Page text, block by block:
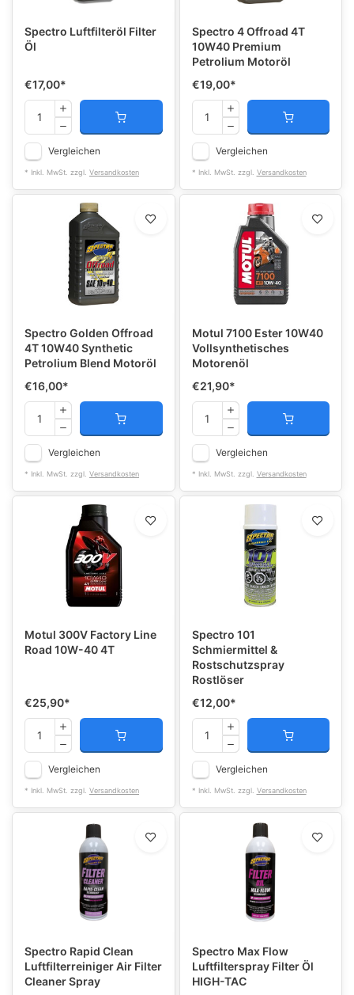
Spectro Luftfilteröl Filter
Öl
€17,00*
Vergleichen
* Inkl. MwSt. zzgl. Versandkosten
Spectro 4 Offroad 4T
10W40 Premium
Petrolium Motoröl
€19,00*
Vergleichen
* Inkl. MwSt. zzgl. Versandkosten
Spectro Golden Offroad
4T 10W40 Synthetic
Petrolium Blend Motoröl
€16,00*
Vergleichen
* Inkl. MwSt. zzgl. Versandkosten
Motul 7100 Ester 10W40
Vollsynthetisches
Motorenöl
€21,90*
Vergleichen
* Inkl. MwSt. zzgl. Versandkosten
Motul 300V Factory Line
Road 10W-40 4T
€25,90*
Vergleichen
* Inkl. MwSt. zzgl. Versandkosten
Spectro 101
Schmiermittel &
Rostschutzspray
Rostlöser
€12,00*
Vergleichen
* Inkl. MwSt. zzgl. Versandkosten
Spectro Rapid Clean
Luftfilterreiniger Air Filter
Cleaner Spray
Spectro Max Flow
Luftfilterspray Filter Öl
HIGH-TAC